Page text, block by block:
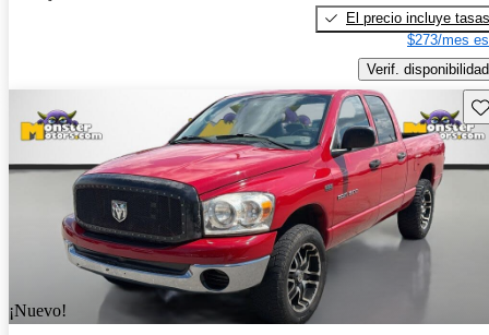
El precio incluye tasas
$273/mes
Verif. disponibilidad
¡Nuevo!